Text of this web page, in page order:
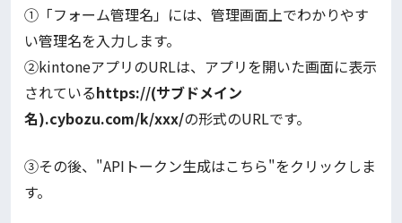
①「フォーム管理名」には、管理画面上でわかりやす
い管理名を入力します。
②kintoneアプリのURLは、アプリを開いた画面に表示
されているhttps://(サブドメイン
名).cybozu.com/k/xxx/の形式のURLです。
③その後、"APIトークン生成はこちら"をクリックしま
す。